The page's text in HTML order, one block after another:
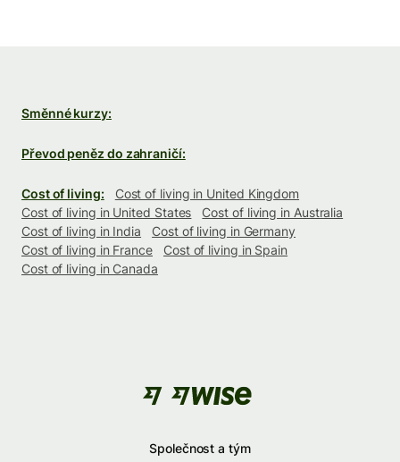
Směnné kurzy:
Převod peněz do zahraničí:
Cost of living:
Cost of living in United Kingdom
Cost of living in United States
Cost of living in Australia
Cost of living in India
Cost of living in Germany
Cost of living in France
Cost of living in Spain
Cost of living in Canada
Společnost a tým